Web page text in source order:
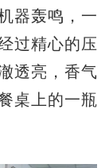
器轰鸣，一
过精心的压
透亮，香气
桌上的一瓶